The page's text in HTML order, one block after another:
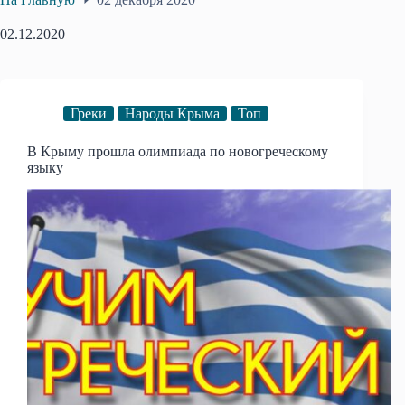
02.12.2020
Греки Народы Крыма Топ
В Крыму прошла олимпиада по новогреческому
языку